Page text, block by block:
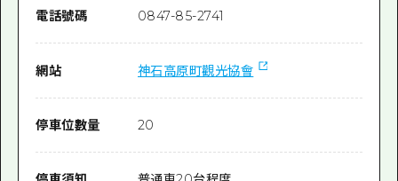
電話號碼 0847-85-2741
網站 神石高原町觀光協會
停車位數量 20